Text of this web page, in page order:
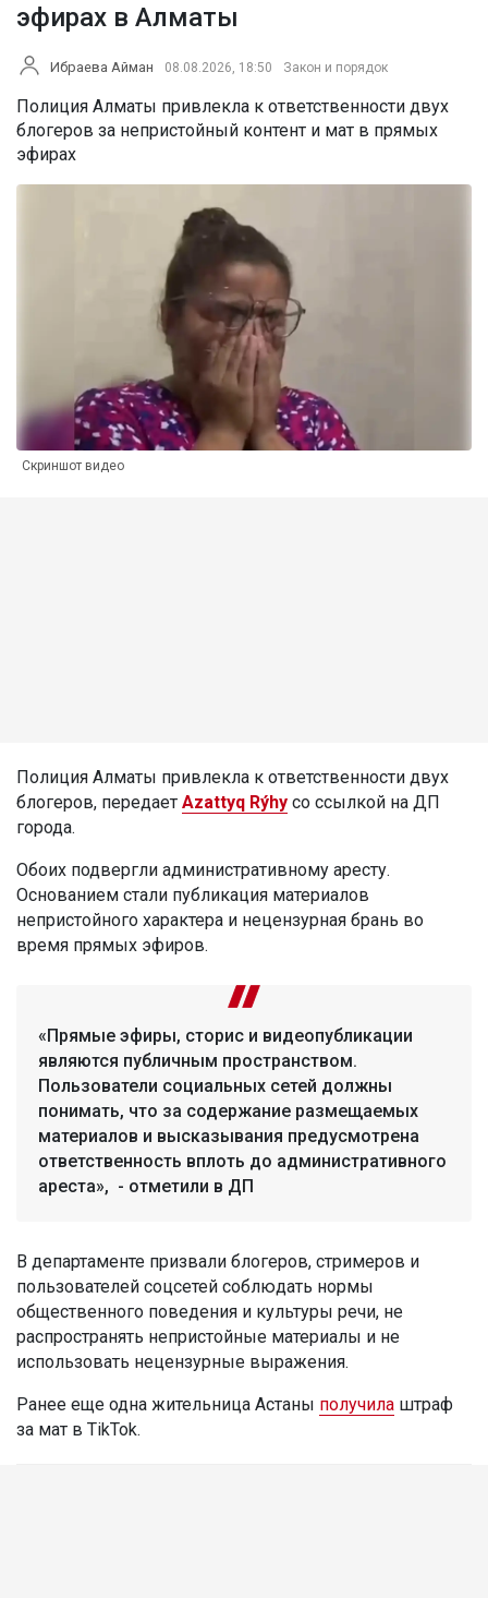
эфирах в Алматы
Ибраева Айман 08.08.2026, 18:50 Закон и порядок
Полиция Алматы привлекла к ответственности двух
блогеров за непристойный контент и мат в прямых
эфирах
Скриншот видео
Полиция Алматы привлекла к ответственности двух
блогеров, передает Azattyq Rýhy со ссылкой на ДП
города.
Обоих подвергли административному аресту.
Основанием стали публикация материалов
непристойного характера и нецензурная брань во
время прямых эфиров.
«Прямые эфиры, сторис и видеопубликации
являются публичным пространством.
Пользователи социальных сетей должны
понимать, что за содержание размещаемых
материалов и высказывания предусмотрена
ответственность вплоть до административного
ареста», - отметили в ДП
В департаменте призвали блогеров, стримеров и
пользователей соцсетей соблюдать нормы
общественного поведения и культуры речи, не
распространять непристойные материалы и не
использовать нецензурные выражения.
Ранее еще одна жительница Астаны получила штраф
за мат в TikTok.